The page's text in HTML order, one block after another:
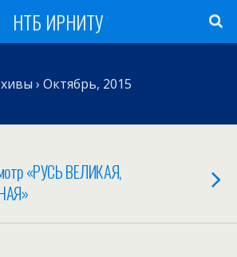
НТБ ИРНИТУ
› Октябрь, 2015
«РУСЬ ВЕЛИКАЯ,